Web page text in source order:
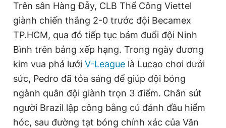
Tiện ích Bạn cần biết
Thông tin tòa soạn Liên hệ quảng cáo
Đọc Thanh Niên trên điện thoại
Trên sân Hàng Đẫy, CLB Thể Công Viettel
giành chiến thắng 2-0 trước đội Becamex
TP.HCM, qua đó tiếp tục bám đuổi đội Ninh
Bình trên bảng xếp hạng. Trong ngày đương
kim vua phá lưới V-League là Lucao chơi dưới
sức, Pedro đã tỏa sáng để giúp đội bóng
ngành quân đội giành trọn 3 điểm. Chân sút
người Brazil lập công bằng cú đánh đầu hiểm
hóc, sau đường tạt bóng chính xác của Văn